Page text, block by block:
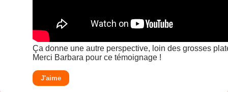
Ça donne une autre perspective, loin des grosses
Merci Barbara pour ce témoignage !
J'aime